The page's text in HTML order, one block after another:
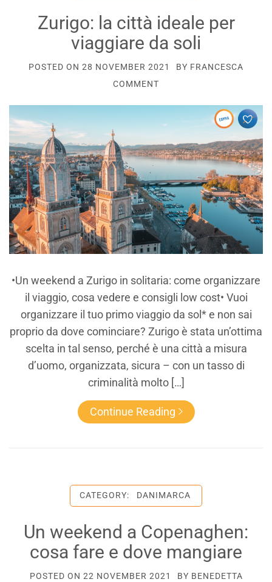
Zurigo: la città ideale per
viaggiare da soli
POSTED ON 28 NOVEMBER 2021 BY FRANCESCA
COMMENT
•Un weekend a Zurigo in solitaria: come organizzare
il viaggio, cosa vedere e consigli low cost• Vuoi
organizzare il tuo primo viaggio da sol* e non sai
proprio da dove cominciare? Zurigo è stata un’ottima
scelta in tal senso, perché è una città a misura
d’uomo, organizzata, sicura – con un tasso di
criminalità molto […]
Continue Reading
CATEGORY: DANIMARCA
Un weekend a Copenaghen:
cosa fare e dove mangiare
POSTED ON 22 NOVEMBER 2021 BY BENEDETTA